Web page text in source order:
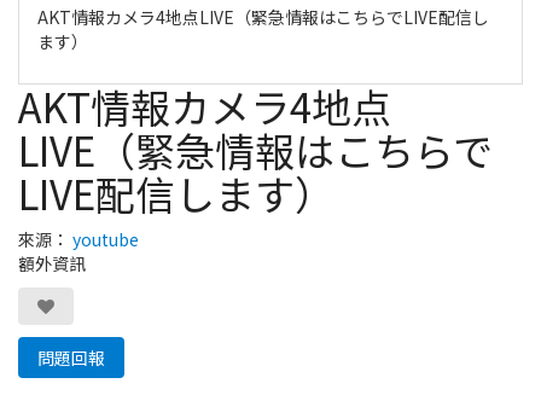
AKT情報カメラ4地点LIVE（緊急情報はこちらでLIVE配信し
ます）
AKT情報カメラ4地点
LIVE（緊急情報はこちらで
LIVE配信します）
來源： youtube
額外資訊
問題回報